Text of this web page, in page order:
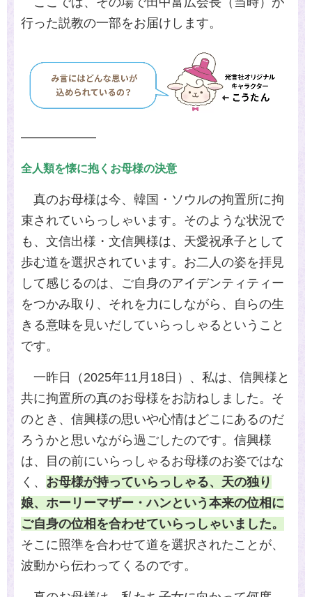
行った説教の一部をお届けします。
――――――
全人類を懐に抱くお母様の決意
真のお母様は今、韓国・ソウルの拘置所に拘
束されていらっしゃいます。そのような状況で
も、文信出様・文信興様は、天愛祝承子として
歩む道を選択されています。お二人の姿を拝見
して感じるのは、ご自身のアイデンティティー
をつかみ取り、それを力にしながら、自らの生
きる意味を見いだしていらっしゃるということ
です。
一昨日（ 2025年11 月 18日）、私は、信興様と
共に拘置所の真のお母様をお訪ねしました。そ
のとき、信興様の思いや心情はどこにあるのだ
ろうかと思いながら過ごしたのです。信興様
は、目の前にいらっしゃるお母様のお姿ではな
く、 お母様が持っていらっしゃる、天の独り
娘、ホーリーマザー・ハンという本来の位相に
ご自身の位相を合わせていらっしゃいました。
そこに照準を合わせて道を選択されたことが、
波動から伝わってくるのです。